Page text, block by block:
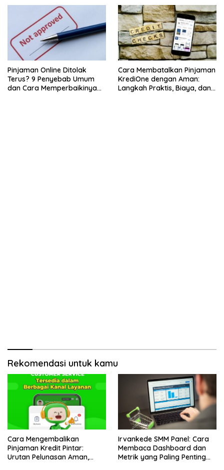
Pinjaman Online Ditolak
Terus? 9 Penyebab Umum
dan Cara Memperbaikinya
Cara Membatalkan Pinjaman
KrediOne dengan Aman:
Langkah Praktis, Biaya, dan
Rekomendasi untuk kamu
Cara Mengembalikan
Pinjaman Kredit Pintar:
Urutan Pelunasan Aman,
Irvankede SMM Panel: Cara
Membaca Dashboard dan
Metrik yang Paling Penting